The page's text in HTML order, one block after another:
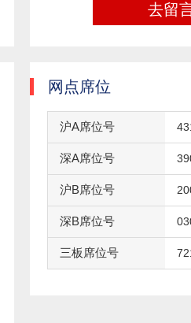
去留
网点席位
沪A席位号
深A席位号
沪B席位号
深B席位号
三板席位号